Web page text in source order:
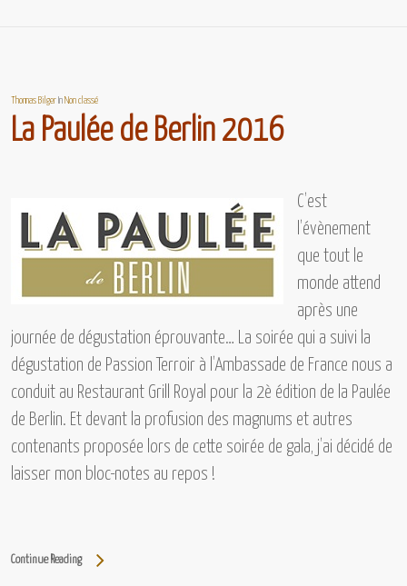
Thomas Bilger InNon classé
La Paulée de Berlin 2016
C’est
l’évènement
que tout le
monde attend
après une
journée de dégustation éprouvante… La soirée qui a suivi la
dégustation de Passion Terroir à l’Ambassade de France nous a
conduit au Restaurant Grill Royal pour la 2è édition de la Paulée
de Berlin. Et devant la profusion des magnums et autres
contenants proposée lors de cette soirée de gala, j’ai décidé de
laisser mon bloc-notes au repos !
Continue Reading